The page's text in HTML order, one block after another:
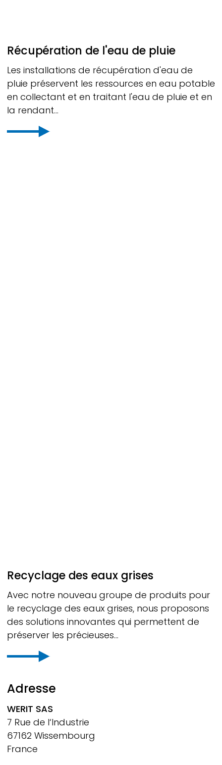
Récupération de l'eau de pluie
Les installations de récupération d'eau de
pluie préservent les ressources en eau potable
en collectant et en traitant l'eau de pluie et en
la rendant...
Recyclage des eaux grises
Avec notre nouveau groupe de produits pour
le recyclage des eaux grises, nous proposons
des solutions innovantes qui permettent de
préserver les précieuses...
Adresse
WERIT SAS
7 Rue de l‘Industrie
67162 Wissembourg
France